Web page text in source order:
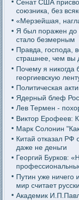
Сенат США
союзника, без
«Мерзейшая,
Я был поражен до
стало безмерным
Правда, господа,
страшнее, чем вы
Почему я
георгиевскую
Политическая
Ядерный блеф
Лев Термен -
Виктор Ерофеев:
Марк Солонин
Китай отказал РФ
даже не деньги
Георгий Бурков:
Путин уже ничего
мир считает
Академик